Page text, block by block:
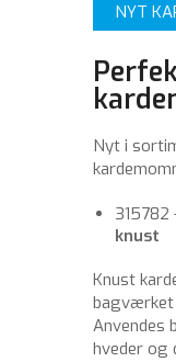
NYT
Nyt i
315782
knust
Knust
bagværket
Anvendes
hveder og